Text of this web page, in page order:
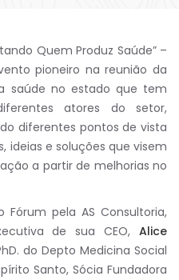
Quem Produz Saúde” –
pioneiro na reunião da
saúde no estado que tem
atores do setor,
diferentes pontos de vista
ideias e soluções que visem
a partir de melhorias no
pela AS Consultoria,
de sua CEO, Alice
do Depto Medicina Social
Santo, Sócia Fundadora